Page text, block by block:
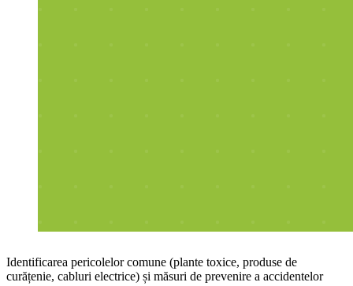
Identificarea pericolelor comune (plante toxice, produse de
curățenie, cabluri electrice) și măsuri de prevenire a accidentelor